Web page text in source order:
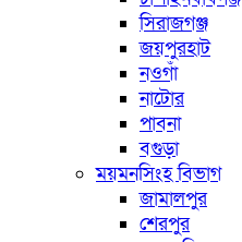
সিরাজগঞ্জ
জয়পুরহাট
নওগাঁ
নাটোর
পাবনা
বগুড়া
ময়মনসিংহ বিভাগ
জামালপুর
শেরপুর